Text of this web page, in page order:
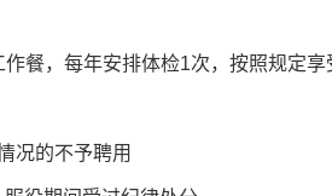
作餐，每年安排体检1次，按照规定
况的不予聘用